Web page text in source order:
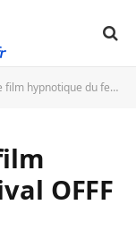
du festival OFFF Quebec 2015
OFFF